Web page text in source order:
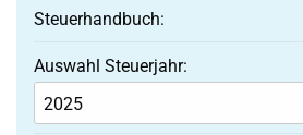
Steuerhandbuch:
Auswahl Steuerjahr: